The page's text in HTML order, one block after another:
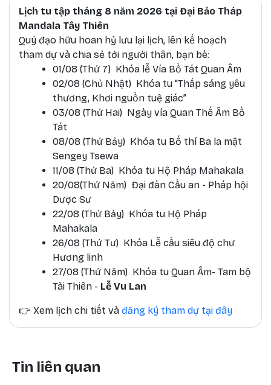
Lịch tu tập tháng 8 năm 2026 tại Đại Bảo Tháp
Mandala Tây Thiên
Quý đạo hữu hoan hỷ lưu lại lịch, lên kế hoạch
tham dự và chia sẻ tới người thân, bạn bè:
01/08 (Thứ 7) Khóa lễ Vía Bồ Tát Quan Âm
02/08 (Chủ Nhật) Khóa tu "Thắp sáng yêu
thương, Khơi nguồn tuệ giác”
03/08 (Thứ Hai) Ngày vía Quan Thế Âm Bồ
Tát
08/08 (Thứ Bảy) Khóa tu Bố thí Ba la mật
Sengey Tsewa
11/08 (Thứ Ba) Khóa tu Hộ Pháp Mahakala
20/08(Thứ Năm) Đại đàn Cầu an - Pháp hội
Dược Sư
22/08 (Thứ Bảy) Khóa tu Hộ Pháp
Mahakala
26/08 (Thứ Tư) Khóa Lễ cầu siêu độ chư
Hương linh
27/08 (Thứ Năm) Khóa tu Quan Âm- Tam bộ
Tài Thiên - Lễ Vu Lan
👉 Xem lịch chi tiết và đăng ký tham dự tại đây
Tin liên quan